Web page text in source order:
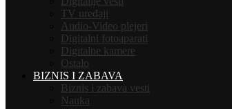
TV uređaji
Audio-Video plejeri
Digitalni fotoaparati
Digitalne kamere
Ostalo
BIZNIS I ZABAVA
Biznis i zabava vesti
Nauka